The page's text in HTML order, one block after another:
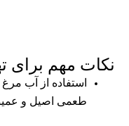
نکات مهم برای
استفاده از آب
طعمی اصیل و